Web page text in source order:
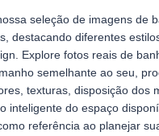
seleção de imagens de
destacando diferentes
Explore fotos reais de
semelhante ao seu,
texturas, disposição dos
inteligente do espaço
referência ao planejar